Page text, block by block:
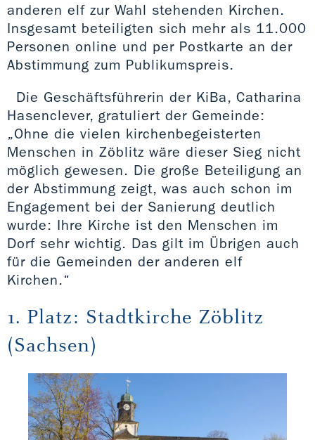
anderen elf zur Wahl stehenden Kirchen.
Insgesamt beteiligten sich mehr als 11.000
Personen online und per Postkarte an der
Abstimmung zum Publikumspreis.
Die Geschäftsführerin der KiBa, Catharina
Hasenclever, gratuliert der Gemeinde:
„Ohne die vielen kirchenbegeisterten
Menschen in Zöblitz wäre dieser Sieg nicht
möglich gewesen. Die große Beteiligung an
der Abstimmung zeigt, was auch schon im
Engagement bei der Sanierung deutlich
wurde: Ihre Kirche ist den Menschen im
Dorf sehr wichtig. Das gilt im Übrigen auch
für die Gemeinden der anderen elf
Kirchen.“
1. Platz: Stadtkirche Zöblitz
(Sachsen)